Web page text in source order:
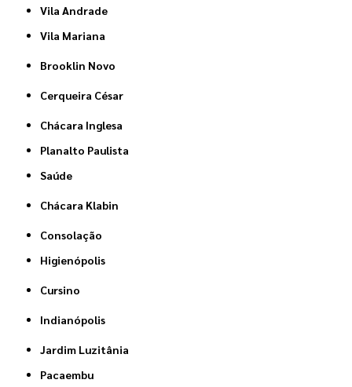
Vila Andrade
Vila Mariana
Brooklin Novo
Cerqueira César
Chácara Inglesa
Planalto Paulista
Saúde
Chácara Klabin
Consolação
Higienópolis
Cursino
Indianópolis
Jardim Luzitânia
Pacaembu